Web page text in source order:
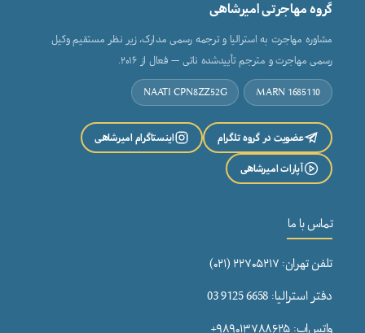
گروه مهاجرتی امیرشاهی
مشاوره مهاجرت به استرالیا و ترجمه رسمی مدارک، زیر نظر مستقیم وکیل
رسمی مهاجرت و مترجم تأییدشده ناتی — فعال از ۲۰۱۶.
MARN 1685110
NAATI CPN8ZZ52G
عضویت در گروه تلگرام اینستاگرام امیرشاهی
آپارات امیرشاهی
تماس با ما
تلفن تهران: ۲۲۷۰۵۲۱۷ (۰۲۱)
دفتر استرالیا: 6658 9125 03
واتس‌اپ: ۹۸۹۰۱۳۷۸۸۶۲۵+